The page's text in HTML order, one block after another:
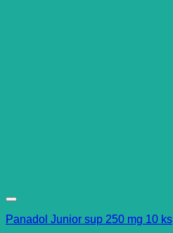
Panadol Junior sup 250 mg 10 ks